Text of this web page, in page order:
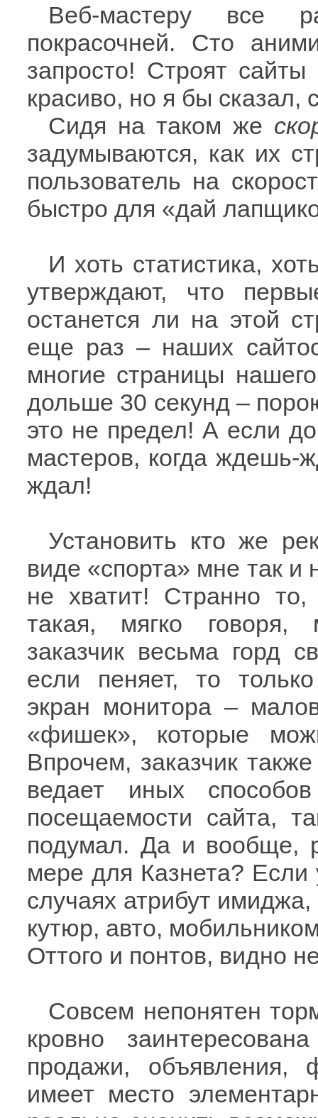
Веб-мастеру все
покрасочней. Сто
запросто! Строят
красиво, но я бы сказал,
Сидя на таком же
задумываются, как их
пользователь на
быстро для «дай
И хоть статистика,
утверждают, что
останется ли на этой
еще раз – наших
многие страницы
дольше 30 секунд –
это не предел! А если
мастеров, когда ждешь-
ждал!
Установить кто же
виде «спорта» мне так и
не хватит! Странно
такая, мягко говоря,
заказчик весьма горд
если пеняет, то
экран монитора –
«фишек», которые
Впрочем, заказчик
ведает иных
посещаемости сайта,
подумал. Да и вообще,
мере для Казнета? Если
случаях атрибут
кутюр, авто,
Оттого и понтов, видно
Совсем непонятен
кровно
продажи,
имеет место